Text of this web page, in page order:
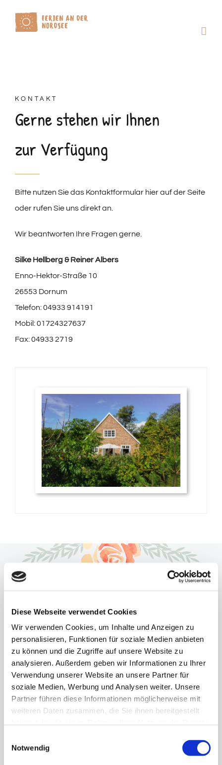
Diese Webseite verwendet Cookies
Wir verwenden Cookies, um Inhalte und Anzeigen zu
personalisieren, Funktionen für soziale Medien anbieten
zu können und die Zugriffe auf unsere Website zu
analysieren. Außerdem geben wir Informationen zu Ihrer
Verwendung unserer Website an unsere Partner für
soziale Medien, Werbung und Analysen weiter. Unsere
Partner führen diese Informationen möglicherweise mit
weiteren Daten zusammen, die Sie ihnen bereitgestellt
Notwendig
Inhalt
KONTAKT
Gerne stehen wir Ihnen
zur Verfügung
Bitte nutzen Sie das Kontaktformular hier auf der Seite
oder rufen Sie uns direkt an.
Wir beantworten Ihre Fragen gerne.
Silke Hellberg & Reiner Albers
Enno-Hektor-Straße 10
26553 Dornum
Telefon: 04933 914191
Mobil: 01724327637
Fax: 04933 2719
Vorname *
Nachname*
E-mail Adresse*